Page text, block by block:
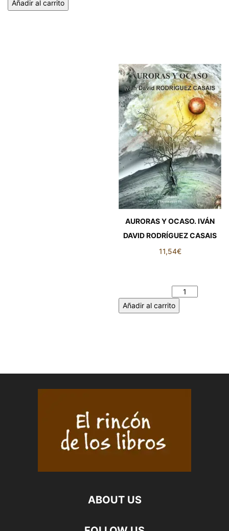
Añadir al carrito
AURORAS Y OCASO. IVÁN
DAVID RODRÍGUEZ CASAIS
11,54€
Añadir al carrito
ABOUT US